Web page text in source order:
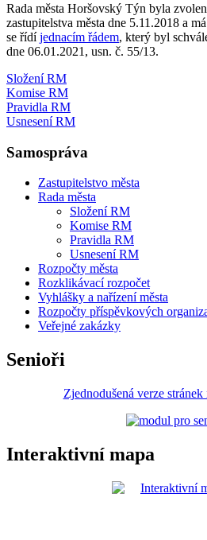
Rada města Horšovský Týn byla
zastupitelstva města dne 5.11.2018 a
se řídíjednacím řádem, který byl
dne 06.01.2021, usn. č. 55/13.
Složení RM
Komise RM
Pravidla RM
Usnesení RM
Samospráva
Zastupitelstvo města
Rada města
Složení RM
Komise RM
Pravidla RM
Usnesení RM
Rozpočty města
Rozklikávací rozpočet
Vyhlášky a nařízení města
Rozpočty příspěvkových
Veřejné zakázky
Senioři
Zjednodušená verze
Interaktivní mapa